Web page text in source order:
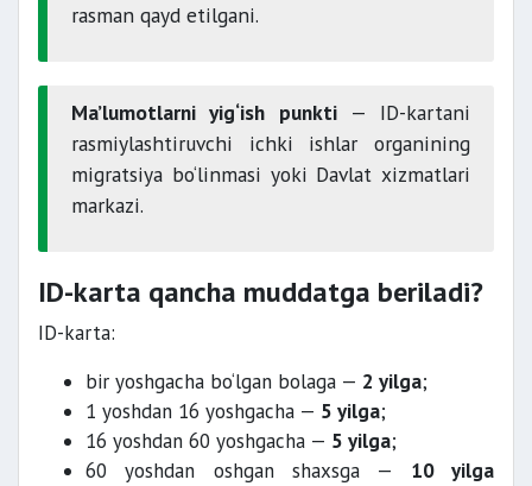
rasman qayd etilgani.
Ma’lumotlarni yig‘ish punkti— ID-kartani
rasmiylashtiruvchi ichki ishlar organining
migratsiya bo‘linmasi yoki Davlat xizmatlari
markazi.
ID-karta qancha muddatga beriladi?
ID-karta:
bir yoshgacha bo‘lgan bolaga — 2 yilga;
1 yoshdan 16 yoshgacha — 5 yilga;
16 yoshdan 60 yoshgacha — 5 yilga;
60 yoshdan oshgan shaxsga — 10 yilga